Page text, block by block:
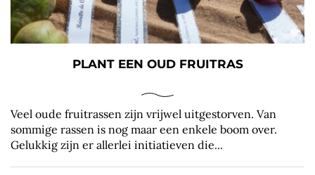
PLANT EEN OUD FRUITRAS
Veel oude fruitrassen zijn vrijwel uitgestorven. Van
sommige rassen is nog maar een enkele boom over.
Gelukkig zijn er allerlei initiatieven die...